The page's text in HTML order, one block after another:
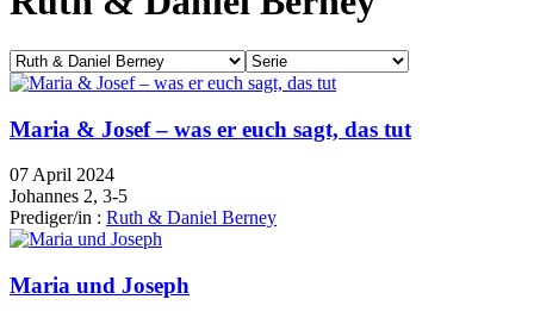
Maria & Josef – was er euch sagt, das tut
07 April 2024
Johannes 2, 3-5
Prediger/in : Ruth & Daniel Berney
Maria und Joseph